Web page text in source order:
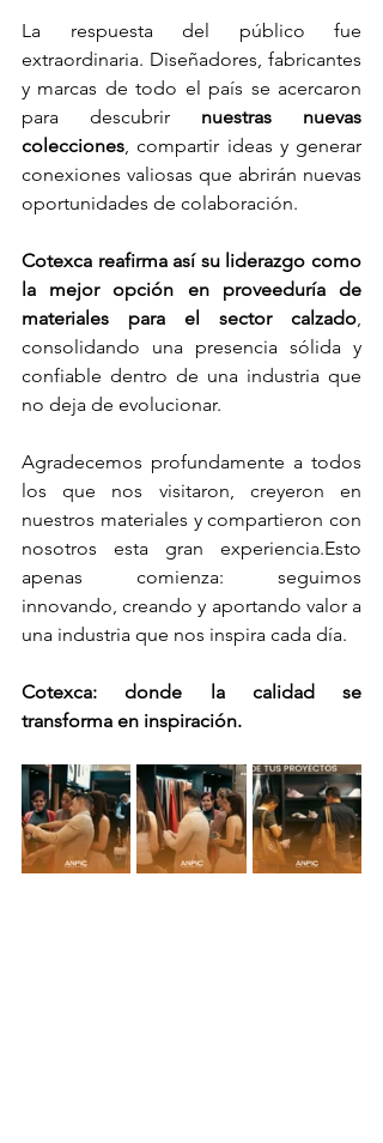
La respuesta del público fue
extraordinaria. Diseñadores, fabricantes
y marcas de todo el país se acercaron
para descubrir nuestras nuevas
colecciones, compartir ideas y generar
conexiones valiosas que abrirán nuevas
oportunidades de colaboración.
Cotexca reafirma así su liderazgo como
la mejor opción en proveeduría de
materiales para el sector calzado,
consolidando una presencia sólida y
confiable dentro de una industria que
no deja de evolucionar.
Agradecemos profundamente a todos
los que nos visitaron, creyeron en
nuestros materiales y compartieron con
nosotros esta gran experiencia.Esto
apenas comienza: seguimos
innovando, creando y aportando valor a
una industria que nos inspira cada día.
Cotexca: donde la calidad se
transforma en inspiración.